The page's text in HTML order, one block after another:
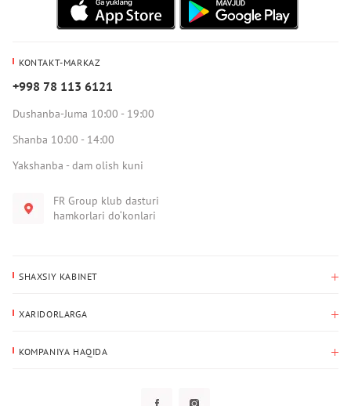
KONTAKT-MARKAZ
+998 78 113 6121
Dushanba-Juma 10:00 - 19:00
Shanba 10:00 - 14:00
Yakshanba - dam olish kuni
FR Group klub dasturi
hamkorlari do‘konlari
SHAXSIY KABINET
Yetkazib berish manzili
XARIDORLARGA
KOMPANIYA HAQIDA